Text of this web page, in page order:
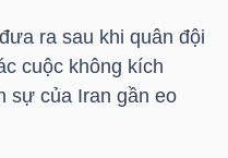
ra sau khi quân đội
cuộc không kích
sự của Iran gần eo